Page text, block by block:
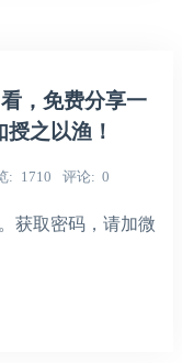
，免费分享一
之以渔！
1710 评论 0
获取密码，请加微